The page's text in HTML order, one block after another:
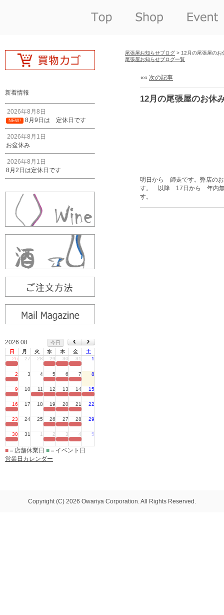
新着情報
2026年8月8日
NEW! 8月9日は 定休日です
2026年8月1日
お盆休み
2026年8月1日
8月2日は定休日です
2026.08
今日
日
月 火 水 木 金
土
26
27 28 29 30 31 1
2 3 4 5 6 7 8
9 10 11 12 13 14 15
16 17 18 19 20 21 22
23 24 25 26 27 28 29
30 31 1 2 3 4 5
■ ＝店舗休業日 ■ ＝イベント日
営業日カレンダー
尾張屋お知らせブログ > 12月の尾張屋のお
尾張屋お知らせブログ一覧
«« 次の記事
12月の尾張屋のお休
明日から 師走です。弊店の
す。 以降 17日から 年内無
す。
Copyright (C) 2026 Owariya Corporation. All Rights Reserved.